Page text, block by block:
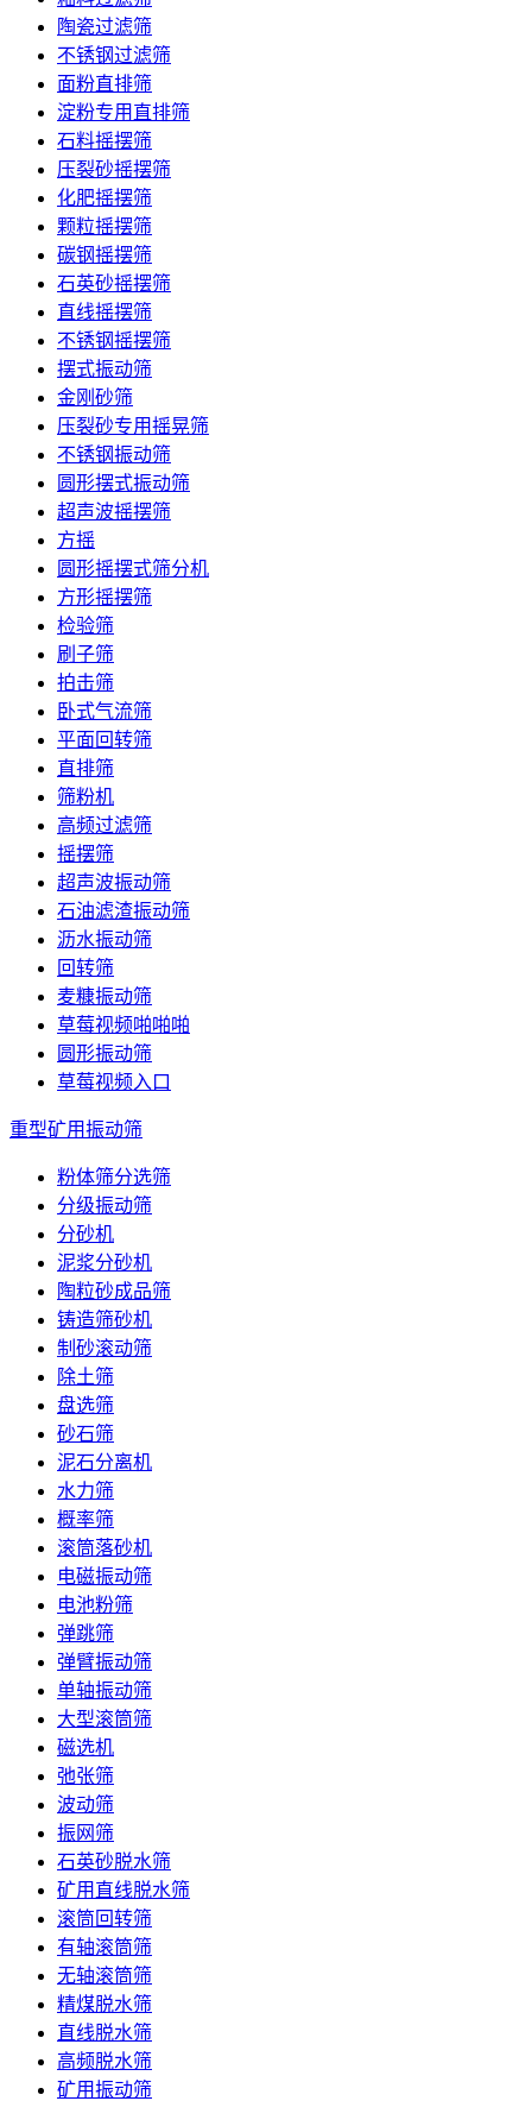
陶瓷过滤筛
不锈钢过滤筛
面粉直排筛
淀粉专用直排筛
石料摇摆筛
压裂砂摇摆筛
化肥摇摆筛
颗粒摇摆筛
碳钢摇摆筛
石英砂摇摆筛
直线摇摆筛
不锈钢摇摆筛
摆式振动筛
金刚砂筛
压裂砂专用摇晃筛
不锈钢振动筛
圆形摆式振动筛
超声波摇摆筛
方摇
圆形摇摆式筛分机
方形摇摆筛
检验筛
刷子筛
拍击筛
卧式气流筛
平面回转筛
直排筛
筛粉机
高频过滤筛
摇摆筛
超声波振动筛
石油滤渣振动筛
沥水振动筛
回转筛
麦糠振动筛
草莓视频啪啪啪
圆形振动筛
草莓视频入口
重型矿用振动筛
粉体筛分选筛
分级振动筛
分砂机
泥浆分砂机
陶粒砂成品筛
铸造筛砂机
制砂滚动筛
除土筛
盘选筛
砂石筛
泥石分离机
水力筛
概率筛
滚筒落砂机
电磁振动筛
电池粉筛
弹跳筛
弹臂振动筛
单轴振动筛
大型滚筒筛
磁选机
弛张筛
波动筛
振网筛
石英砂脱水筛
矿用直线脱水筛
滚筒回转筛
有轴滚筒筛
无轴滚筒筛
精煤脱水筛
直线脱水筛
高频脱水筛
矿用振动筛